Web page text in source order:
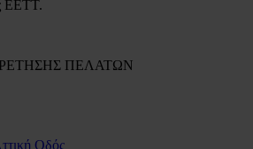
ΕΕΤΤ.
ΠΕΛΑΤΩΝ
Οδός